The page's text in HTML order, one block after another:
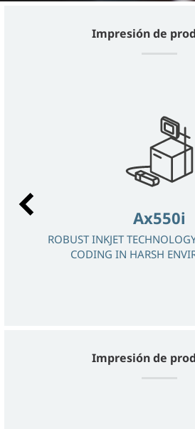
Impresión de
Ax550i
ROBUST INKJET
CODING IN HARSH
Impresión de